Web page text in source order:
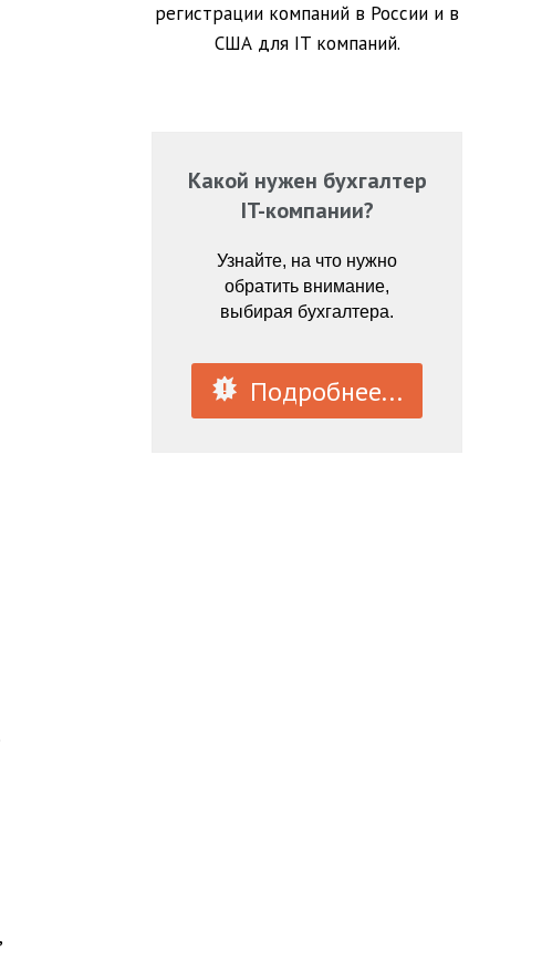
регистрации компаний в России и в
США для IT компаний.
Какой нужен бухгалтер
IT-компании?
Узнайте, на что нужно
обратить внимание,
выбирая бухгалтера.
Подробнее...